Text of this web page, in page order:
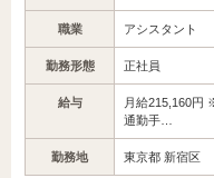
職業 アシスタント
勤務形態 正社員
給与
月給215,160円
通勤手…
勤務地 東京都 新宿区